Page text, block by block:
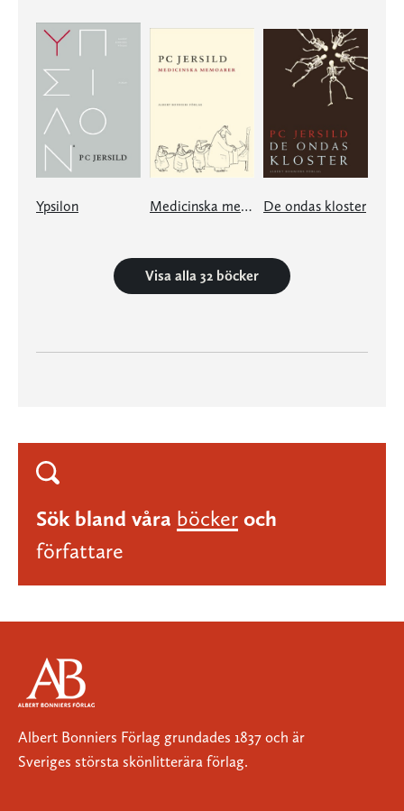
Ypsilon Medicinska memoarer De ondas kloster
Visa alla 32 böcker
Sök bland våra böcker och
författare
Albert Bonniers Förlag grundades 1837 och är
Sveriges största skönlitterära förlag.